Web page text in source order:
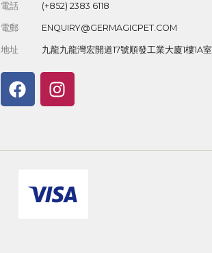
電話 (+852) 2383 6118
電郵 ENQUIRY@GERMAGICPET.COM
地址 九龍九龍灣宏開道17號順發工業大廈1樓1A室